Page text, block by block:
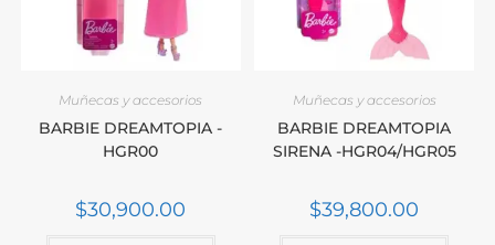
Muñecas y accesorios
BARBIE DREAMTOPIA -
HGR00
$30,900.00
Muñecas y accesorios
BARBIE DREAMTOPIA
SIRENA -HGR04/HGR05
$39,800.00